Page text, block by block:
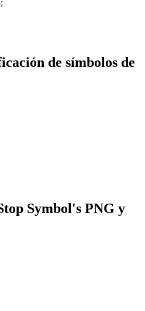
de símbolos de
Symbol's PNG y